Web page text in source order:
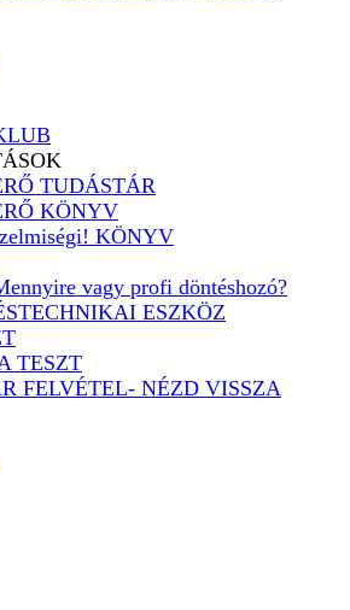
TUDÁSTÁR
KÖNYV
KÖNYV
vagy profi döntéshozó?
ESZKÖZ
TESZT
FELVÉTEL- NÉZD VISSZA